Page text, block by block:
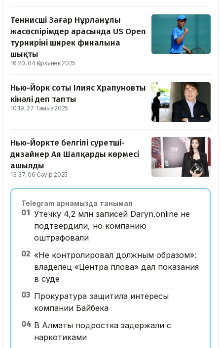
Теннисші Заңғар Нұрланұлы
жасөспірімдер арасында US Open
турнирінің ширек финалына
шықты
16:20, 04 Қыркүйек 2025
Нью-Йорк соты Ілияс Храпуновты
кінәлі деп тапты
10:19, 27 Тамыз 2025
Нью-Йоркте белгілі суретші-
дизайнер Ая Шалқардың көрмесі
ашылды
13:37, 06 Сәуір 2025
Telegram арнамызда танымал
01 Утечку 4,2 млн записей Daryn.online не
подтвердили, но компанию
оштрафовали
02 «Не контролировал должным образом»:
владелец «Центра плова» дал показания
в суде
03 Прокуратура защитила интересы
компании Байбека
04 В Алматы подростка задержали с
наркотиками